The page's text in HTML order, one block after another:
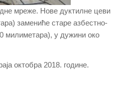
мреже. Нове дуктилне цеви
замениће старе азбестно-
милиметара), у дужини око
октобра 2018. године.